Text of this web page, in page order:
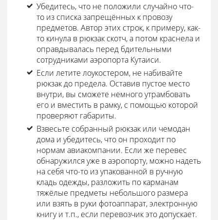
Убедитесь, что не положили случайно что-
то из списка запрещённых к провозу
предметов. Автор этих строк, к примеру, как-
то кинула в рюкзак скотч, а потом краснела и
оправдывалась перед бдительными
сотрудниками аэропорта Кутаиси.
Если летите лоукостером, не набивайте
рюкзак до предела. Оставив пустое место
внутри, вы сможете немного утрамбовать
его и вместить в рамку, с помощью которой
проверяют габариты.
Взвесьте собранный рюкзак или чемодан
дома и убедитесь, что он проходит по
нормам авиакомпании. Если же перевес
обнаружился уже в аэропорту, можно надеть
на себя что-то из упакованной в ручную
кладь одежды, разложить по карманам
тяжёлые предметы небольшого размера
или взять в руки фотоаппарат, электронную
книгу и т.п., если перевозчик это допускает.